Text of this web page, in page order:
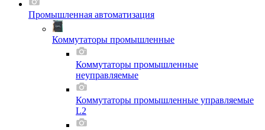
Промышленная автоматизация
Коммутаторы промышленные
Коммутаторы промышленные
неуправляемые
Коммутаторы промышленные управляемые
L2